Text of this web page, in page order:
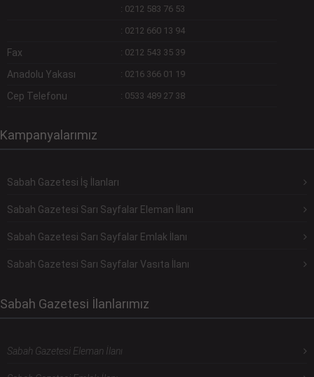
: 0212 583 76 53
: 0212 660 13 94
Fax : 0212 543 35 39
Anadolu Yakası : 0216 366 01 19
Cep Telefonu : 0533 489 27 38
Kampanyalarımız
Sabah Gazetesi İş İlanları
Sabah Gazetesi Sarı Sayfalar Eleman İlanı
Sabah Gazetesi Sarı Sayfalar Emlak İlanı
Sabah Gazetesi Sarı Sayfalar Vasıta İlanı
Sabah Gazetesi İlanlarımız
Sabah Gazetesi Eleman İlanı